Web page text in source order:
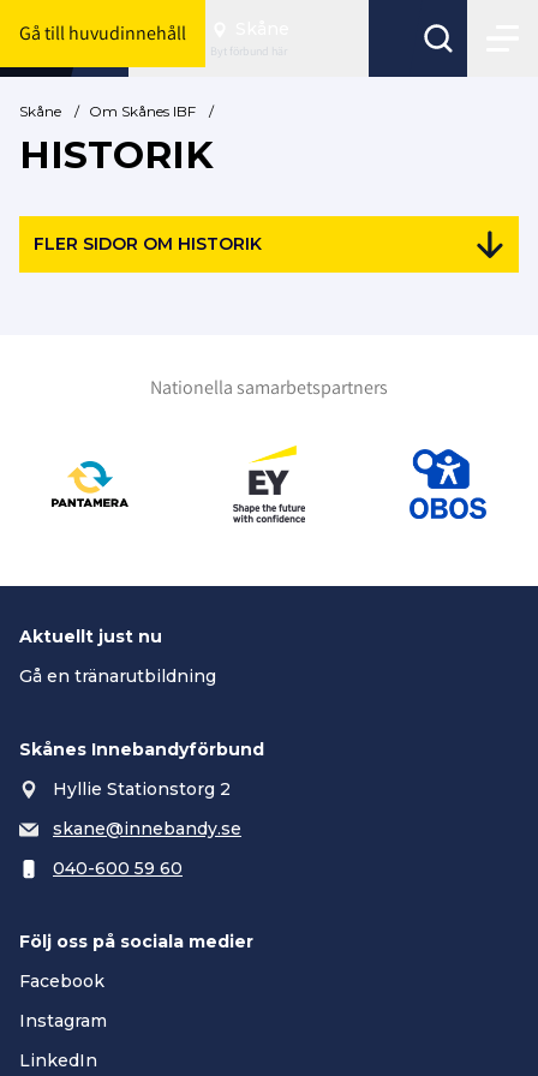
Gå till huvudinnehåll
Byt förbund här
Skåne / Om Skånes IBF /
HISTORIK
FLER SIDOR OM HISTORIK
Nationella samarbetspartners
Aktuellt just nu
Gå en tränarutbildning
Skånes Innebandyförbund
Hyllie Stationstorg 2
skane@innebandy.se
040-600 59 60
Följ oss på sociala medier
Facebook
Instagram
LinkedIn